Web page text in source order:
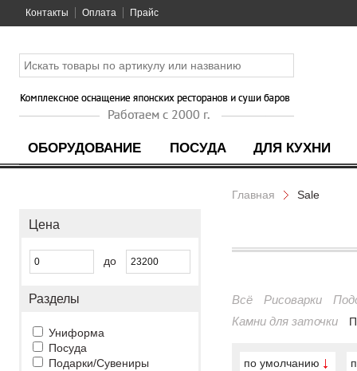
Контакты Оплата Прайс
ОБОРУДОВАНИЕ ПОСУДА ДЛЯ КУХНИ
Цена
до
Разделы
Униформа
Посуда
Подарки/Сувениры
Главная Sale
Всё Рисоварки
Камни для заточки
по умолчанию